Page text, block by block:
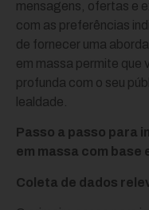
mensagens, ofertas e
com as preferências
de fornecer uma
em massa permite que
profunda com o seu
lealdade.
Passo a passo para
em massa com base
Coleta de dados